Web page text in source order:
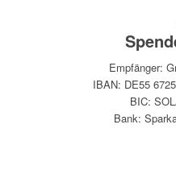
Empfänger:
IBAN: DE55
BIC:
Bank: